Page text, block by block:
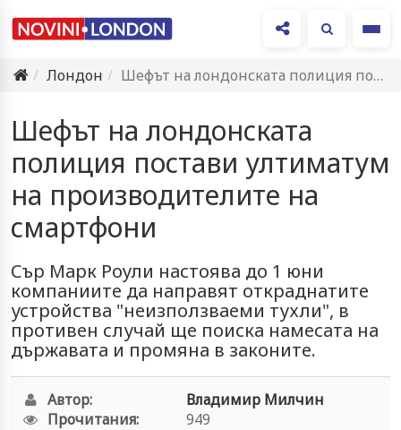
Лондон
Шефът на лондонската полиция постави ултиматум на производителите на смартфони
Шефът на лондонската
полиция постави ултиматум
на производителите на
смартфони
Сър Марк Роули настоява до 1 юни
компаниите да направят откраднатите
устройства "неизползваеми тухли", в
противен случай ще поиска намесата на
държавата и промяна в законите.
Автор:
Владимир Милчин
Прочитания:
949